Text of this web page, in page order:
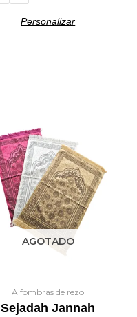
Personalizar
AGOTADO
Alfombras de rezo
Sejadah Jannah